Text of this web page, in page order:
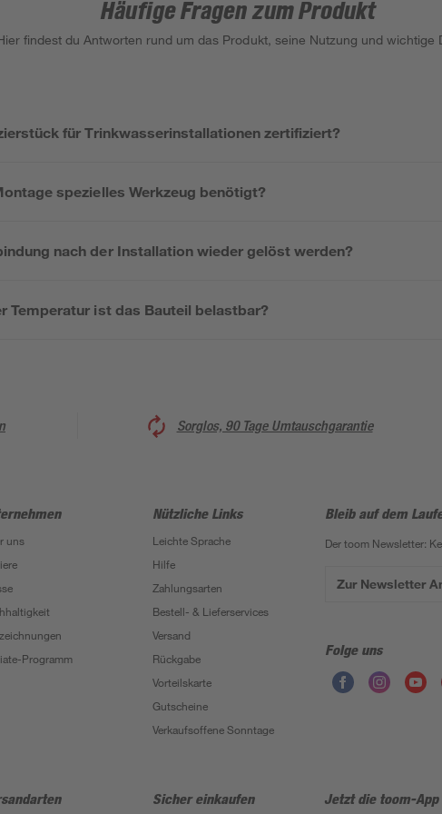
Häufige Fragen zum Produkt
findest du Antworten rund um das Produkt, seine Nutzung und wichtige
für Trinkwasserinstallationen zertifiziert?
spezielles Werkzeug benötigt?
nach der Installation wieder gelöst werden?
Temperatur ist das Bauteil belastbar?
Sorglos, 90 Tage Umtauschgarantie
uns
Programm
Nützliche Links
Leichte Sprache
Hilfe
Zahlungsarten
Bestell- & Lieferservices
Versand
Rückgabe
Vorteilskarte
Gutscheine
Verkaufsoffene Sonntage
Bleib auf dem
Der toom Newsletter:
Zur Newsletter
Folge uns
Sicher einkaufen Jetzt die toom-